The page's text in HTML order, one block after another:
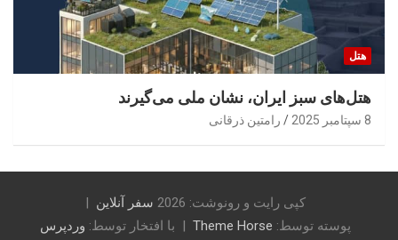
هتل
هتل‌های سبز ایران، نشان ملی می‌گیرند
8 سپتامبر 2025 رامتین ذرقانی
کپی رایت و رونوشت: 2026
سفر آنلاین
پوسته توسط: Theme Horse با افتخار توسط: وردپرس